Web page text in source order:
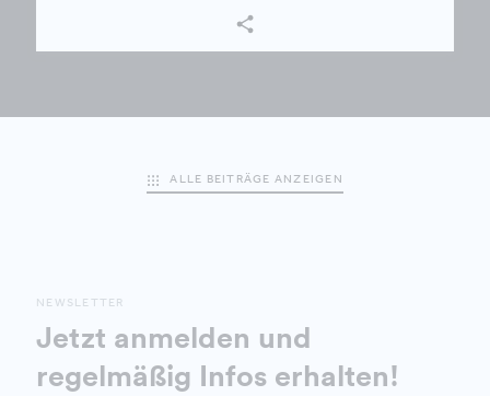
ALLE BEITRÄGE ANZEIGEN
NEWSLETTER
Jetzt anmelden und
regelmäßig Infos erhalten!